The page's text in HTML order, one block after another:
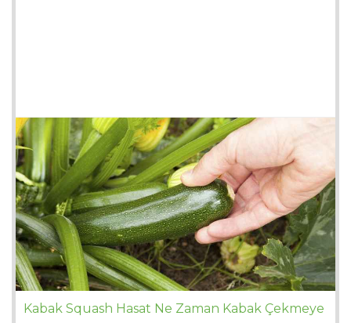
Kabak Squash Hasat Ne Zaman Kabak Çekmeye